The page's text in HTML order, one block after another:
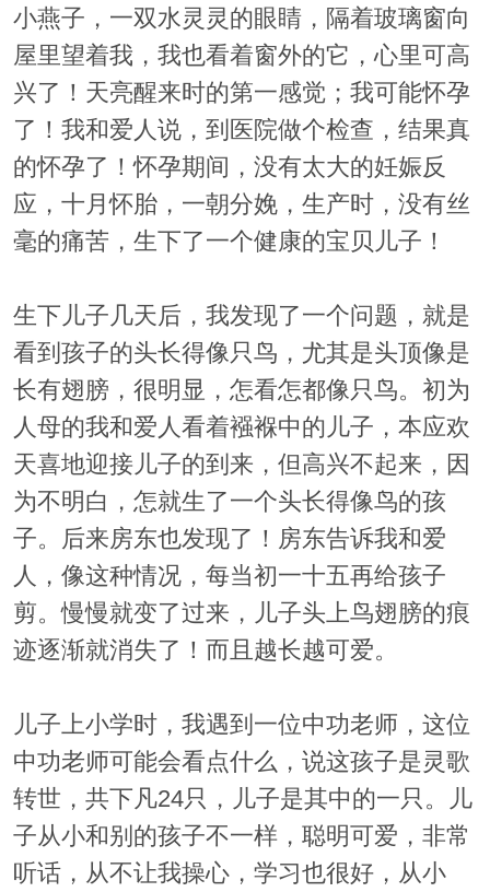
小燕子，一双水灵灵的眼睛，隔着玻璃窗向
屋里望着我，我也看着窗外的它，心里可高
兴了！天亮醒来时的第一感觉；我可能怀孕
了！我和爱人说，到医院做个检查，结果真
的怀孕了！怀孕期间，没有太大的妊娠反
应，十月怀胎，一朝分娩，生产时，没有丝
毫的痛苦，生下了一个健康的宝贝儿子！
生下儿子几天后，我发现了一个问题，就是
看到孩子的头长得像只鸟，尤其是头顶像是
长有翅膀，很明显，怎看怎都像只鸟。初为
人母的我和爱人看着襁褓中的儿子，本应欢
天喜地迎接儿子的到来，但高兴不起来，因
为不明白，怎就生了一个头长得像鸟的孩
子。后来房东也发现了！房东告诉我和爱
人，像这种情况，每当初一十五再给孩子
剪。慢慢就变了过来，儿子头上鸟翅膀的痕
迹逐渐就消失了！而且越长越可爱。
儿子上小学时，我遇到一位中功老师，这位
中功老师可能会看点什么，说这孩子是灵歌
转世，共下凡24只，儿子是其中的一只。儿
子从小和别的孩子不一样，聪明可爱，非常
听话，从不让我操心，学习也很好，从小